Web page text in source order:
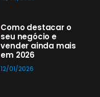
Como destacar o
seu negócio e
vender ainda mais
em 2026
12/01/2026